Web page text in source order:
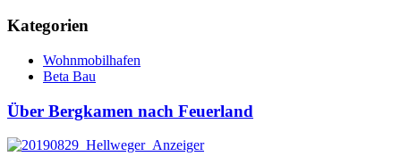
Kategorien
Wohnmobilhafen
Beta Bau
Über Bergkamen nach Feuerland